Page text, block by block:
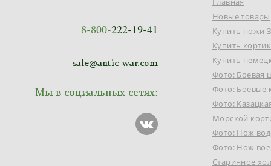
8-800-222-19-41
sale@antic-war.com
Мы в социальных сетях:
Новые товары
Купить ножи
Купить
Купить
Фото: Боевая
Фото: Боевые
Фото:
Морской
Фото: Нож
Фото: Нож
Старинное